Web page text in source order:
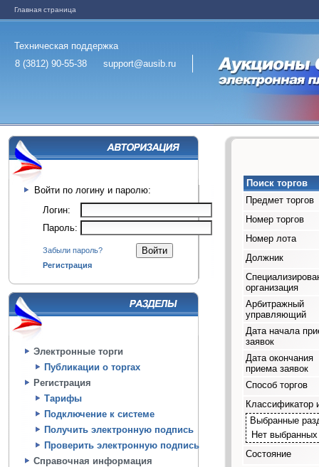
Главная страница
Техническая поддержка
8 (3812) 90-55-38
support@ausib.ru
Войти по логину и паролю:
Логин:
Пароль:
Забыли пароль?
Регистрация
Электронные торги
Публикации о торгах
Регистрация
Тарифы
Подключение к системе
Получить электронную подпись
Проверить электронную подпись
Справочная информация
Поиск торгов
Предмет торгов
Номер торгов
Номер лота
Должник
организация
Арбитражный
управляющий
Дата начала
заявок
Дата окончания
приема заявок
Способ торгов
Классификатор
Выбранные
Нет
Состояние